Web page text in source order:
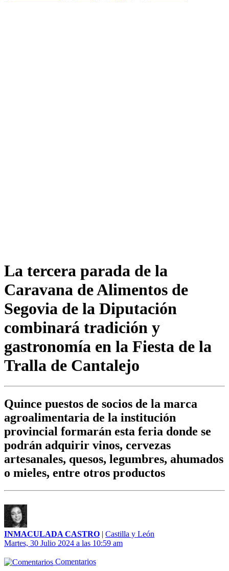
La tercera parada de la
Caravana de Alimentos de
Segovia de la Diputación
combinará tradición y
gastronomía en la Fiesta de la
Tralla de Cantalejo
Quince puestos de socios de la marca
agroalimentaria de la institución
provincial formarán esta feria donde se
podrán adquirir vinos, cervezas
artesanales, quesos, legumbres, ahumados
o mieles, entre otros productos
INMACULADA CASTRO | Castilla y León
Martes, 30 Julio 2024 a las 10:59 am
Comentarios